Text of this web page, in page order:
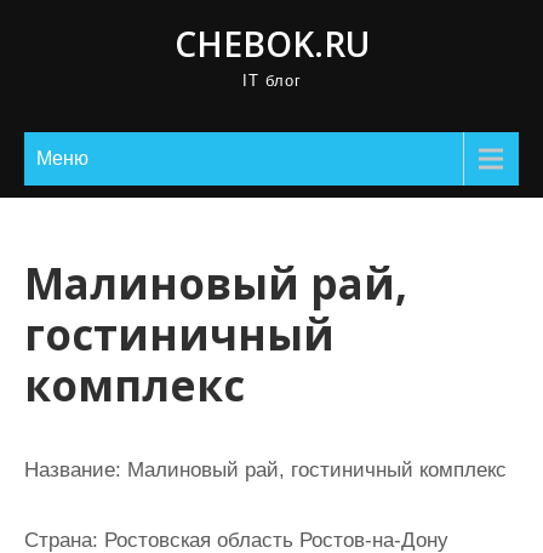
CHEBOK.RU
IT блог
Меню
Малиновый рай,
гостиничный
комплекс
Название: Малиновый рай, гостиничный комплекс
Страна: Ростовская область Ростов-на-Дону